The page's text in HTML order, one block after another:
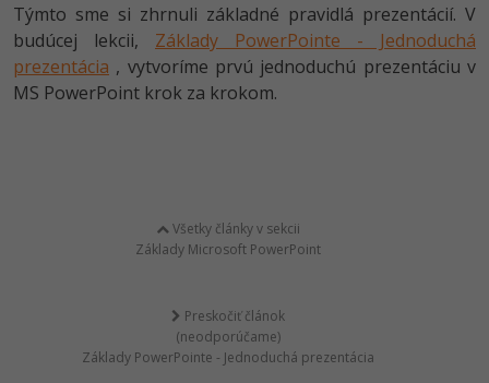
Týmto sme si zhrnuli základné pravidlá prezentácií. V
budúcej lekcii, Základy PowerPointe - Jednoduchá
prezentácia , vytvoríme prvú jednoduchú prezentáciu v
MS PowerPoint krok za krokom.
Všetky články v sekcii
Základy Microsoft PowerPoint
Preskočiť článok
(neodporúčame)
Základy PowerPointe - Jednoduchá prezentácia